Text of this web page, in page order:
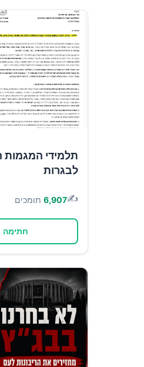
תלמידי המגמות
לבגרות
✍️
6,907 תומכים
חתימה